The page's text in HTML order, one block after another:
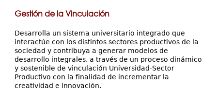
Gestión de la Vinculación
Desarrolla un sistema universitario integrado que
interactúe con los distintos sectores productivos de la
sociedad y contribuya a generar modelos de
desarrollo integrales, a través de un proceso dinámico
y sostenible de vinculación Universidad-Sector
Productivo con la finalidad de incrementar la
creatividad e innovación.